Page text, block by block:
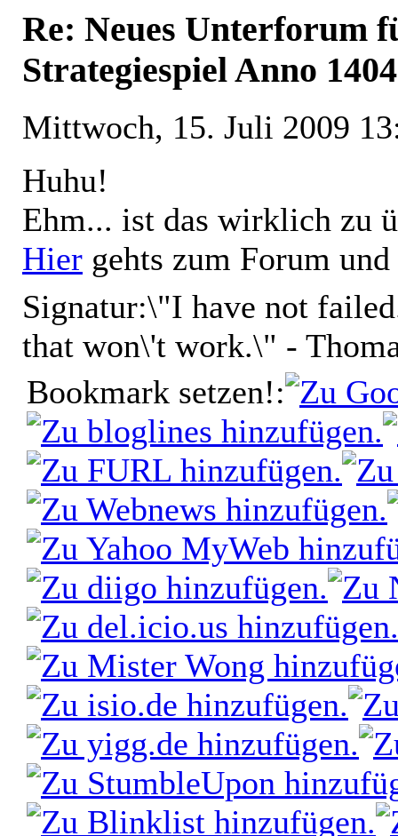
Re: Neues Unterforum
Strategiespiel Anno
Mittwoch, 15. Juli 2009
Huhu!
Ehm... ist das wirklich zu
Hier gehts zum Forum und
Signatur:\"I have not
that won\'t work.\" -
Bookmark setzen!: